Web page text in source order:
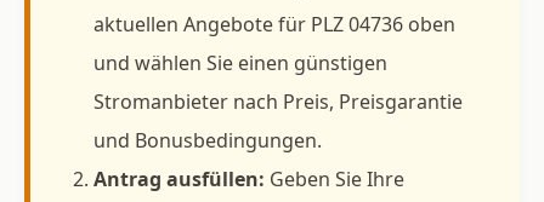
aktuellen Angebote für PLZ 04736 oben
und wählen Sie einen günstigen
Stromanbieter nach Preis, Preisgarantie
und Bonusbedingungen.
Antrag ausfüllen: Geben Sie Ihre